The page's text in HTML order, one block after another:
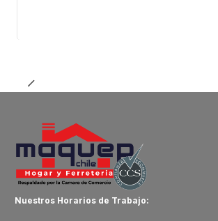
Nuestros Horarios de Trabajo: